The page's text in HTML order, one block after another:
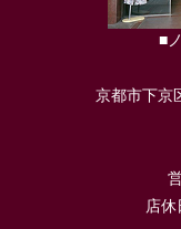
■
京都市下京
店休